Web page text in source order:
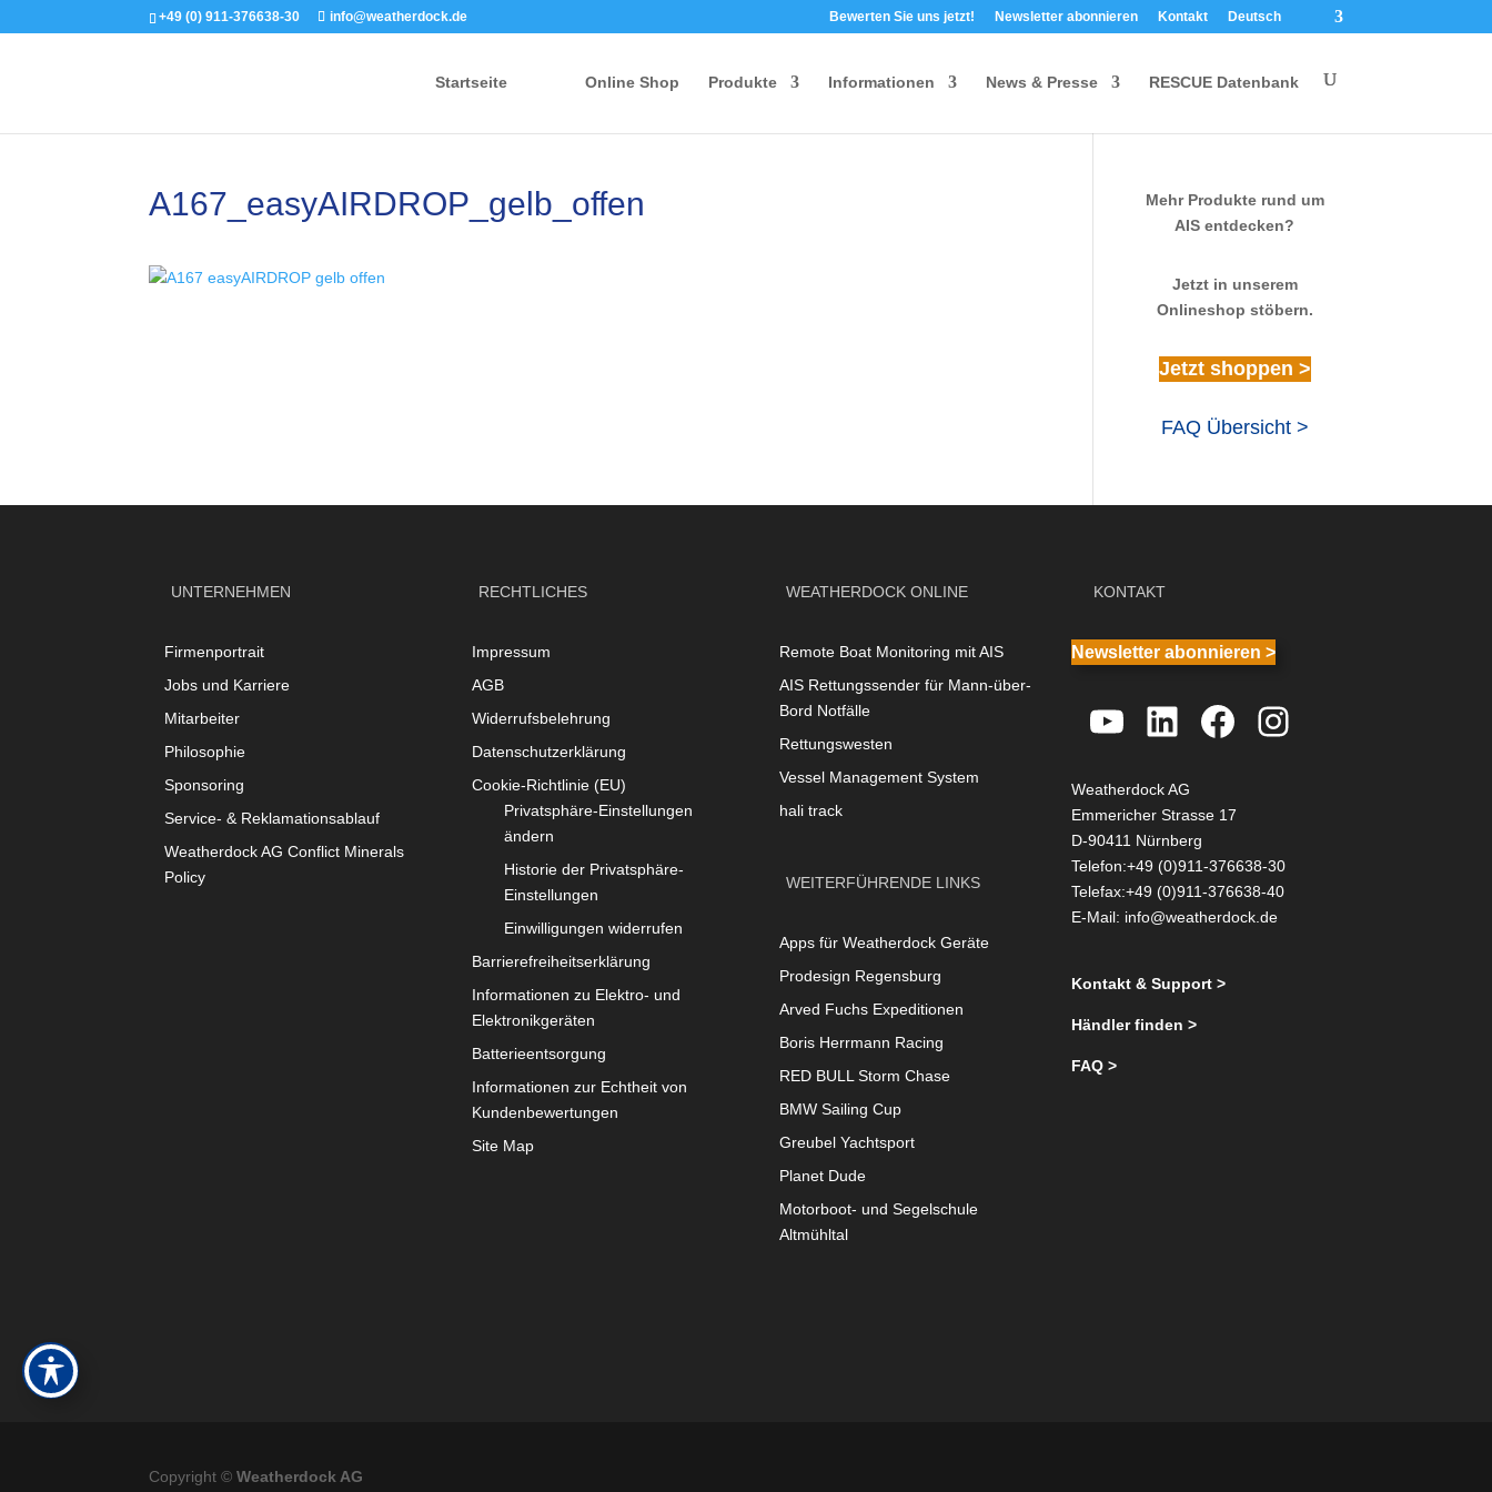
+49 (0) 911-376638-30 info@weatherdock.de Bewerten Sie uns jetzt! Newsletter abonnieren Kontakt Deutsch
Startseite Online Shop Produkte Informationen News & Presse RESCUE Datenbank
A167_easyAIRDROP_gelb_offen
Mehr Produkte rund um
AIS entdecken?
Jetzt in unserem
Onlineshop stöbern.
Jetzt shoppen >
FAQ Übersicht >
UNTERNEHMEN
Firmenportrait
Jobs und Karriere
Mitarbeiter
Philosophie
Sponsoring
Service- & Reklamationsablauf
Weatherdock AG Conflict Minerals
Policy
RECHTLICHES
Impressum
AGB
Widerrufsbelehrung
Datenschutzerklärung
Cookie-Richtlinie (EU)
Privatsphäre-Einstellungen
ändern
Historie der Privatsphäre-
Einstellungen
Einwilligungen widerrufen
Barrierefreiheitserklärung
Informationen zu Elektro- und
Elektronikgeräten
Batterieentsorgung
Informationen zur Echtheit von
Kundenbewertungen
Site Map
WEATHERDOCK ONLINE
Remote Boat Monitoring mit AIS
AIS Rettungssender für Mann-über-
Bord Notfälle
Rettungswesten
Vessel Management System
hali track
WEITERFÜHRENDE LINKS
Apps für Weatherdock Geräte
Prodesign Regensburg
Arved Fuchs Expeditionen
Boris Herrmann Racing
RED BULL Storm Chase
BMW Sailing Cup
Greubel Yachtsport
Planet Dude
Motorboot- und Segelschule
Altmühltal
KONTAKT
Newsletter abonnieren >
YouTube
LinkedIn
Facebook
Instagram
Weatherdock AG
Emmericher Strasse 17
D-90411 Nürnberg
Telefon:+49 (0)911-376638-30
Telefax:+49 (0)911-376638-40
E-Mail: info@weatherdock.de
Kontakt & Support >
Händler finden >
FAQ >
Copyright ©Weatherdock AG